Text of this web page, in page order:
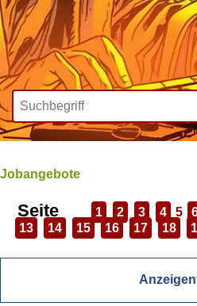
Wir bieten
Jobangebote
Seite 1 2 3 4 5
13
14 15 16 17 18